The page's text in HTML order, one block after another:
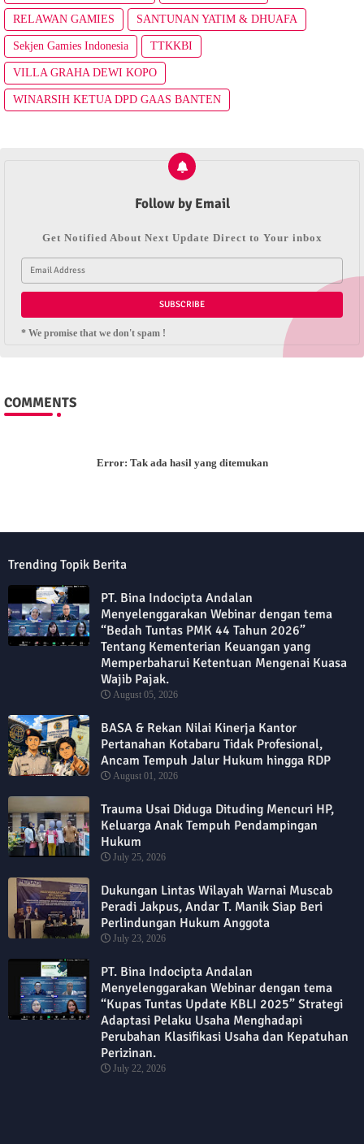
RELAWAN GAMIES SANTUNAN YATIM & DHUAFA
Sekjen Gamies Indonesia TTKKBI
VILLA GRAHA DEWI KOPO
WINARSIH KETUA DPD GAAS BANTEN
Follow by Email
Get Notified About Next Update Direct to Your inbox
* We promise that we don't spam !
COMMENTS
Error: Tak ada hasil yang ditemukan
Trending Topik Berita
PT. Bina Indocipta Andalan
Menyelenggarakan Webinar dengan tema
“Bedah Tuntas PMK 44 Tahun 2026”
Tentang Kementerian Keuangan yang
Memperbaharui Ketentuan Mengenai Kuasa
Wajib Pajak.
August 05, 2026
BASA & Rekan Nilai Kinerja Kantor
Pertanahan Kotabaru Tidak Profesional,
Ancam Tempuh Jalur Hukum hingga RDP
August 01, 2026
Trauma Usai Diduga Dituding Mencuri HP,
Keluarga Anak Tempuh Pendampingan
Hukum
July 25, 2026
Dukungan Lintas Wilayah Warnai Muscab
Peradi Jakpus, Andar T. Manik Siap Beri
Perlindungan Hukum Anggota
July 23, 2026
PT. Bina Indocipta Andalan
Menyelenggarakan Webinar dengan tema
“Kupas Tuntas Update KBLI 2025” Strategi
Adaptasi Pelaku Usaha Menghadapi
Perubahan Klasifikasi Usaha dan Kepatuhan
Perizinan.
July 22, 2026